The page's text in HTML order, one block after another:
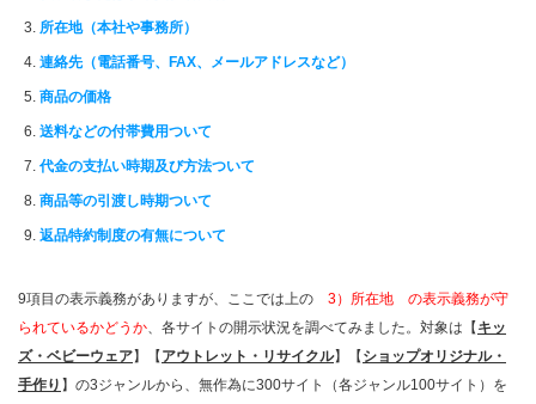
所在地（本社や事務所）
連絡先（電話番号、FAX、メールアドレスなど）
商品の価格
送料などの付帯費用ついて
代金の支払い時期及び方法ついて
商品等の引渡し時期ついて
返品特約制度の有無について
9項目の表示義務がありますが、ここでは上の 3）所在地 の表示義務が守
られているかどうか、各サイトの開示状況を調べてみました。対象は【 キッ
ズ・ベビーウェア】【 アウトレット・リサイクル】【 ショップオリジナル・
手作り 】の3ジャンルから、無作為に300サイト（各ジャンル100サイト）を